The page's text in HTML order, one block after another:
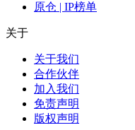
原仓 | IP榜单
关于
关于我们
合作伙伴
加入我们
免责声明
版权声明